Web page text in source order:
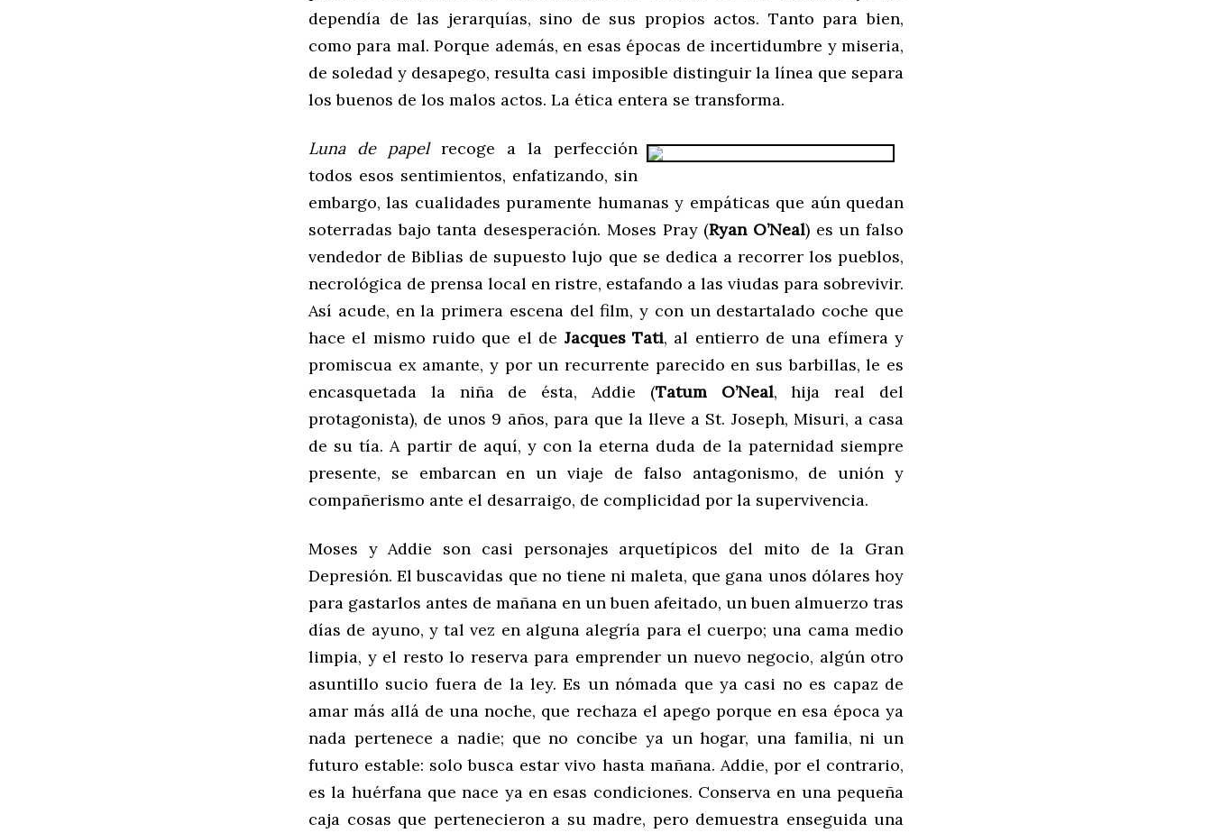
dependía de las jerarquías, sino de sus propios actos. Tanto para bien,
como para mal. Porque además, en esas épocas de incertidumbre y miseria,
de soledad y desapego, resulta casi imposible distinguir la línea que separa
los buenos de los malos actos. La ética entera se transforma.
Luna de papelrecoge a la perfección
todos esos sentimientos, enfatizando, sin
embargo, las cualidades puramente humanas y empáticas que aún quedan
soterradas bajo tanta desesperación. Moses Pray (Ryan O’Neal) es un falso
vendedor de Biblias de supuesto lujo que se dedica a recorrer los pueblos,
necrológica de prensa local en ristre, estafando a las viudas para sobrevivir.
Así acude, en la primera escena del film, y con un destartalado coche que
hace el mismo ruido que el de Jacques Tati, al entierro de una efímera y
promiscua ex amante, y por un recurrente parecido en sus barbillas, le es
encasquetada la niña de ésta, Addie (Tatum O’Neal, hija real del
protagonista), de unos 9 años, para que la lleve a St. Joseph, Misuri, a casa
de su tía. A partir de aquí, y con la eterna duda de la paternidad siempre
presente, se embarcan en un viaje de falso antagonismo, de unión y
compañerismo ante el desarraigo, de complicidad por la supervivencia.
Moses y Addie son casi personajes arquetípicos del mito de la Gran
Depresión. El buscavidas que no tiene ni maleta, que gana unos dólares hoy
para gastarlos antes de mañana en un buen afeitado, un buen almuerzo tras
días de ayuno, y tal vez en alguna alegría para el cuerpo; una cama medio
limpia, y el resto lo reserva para emprender un nuevo negocio, algún otro
asuntillo sucio fuera de la ley. Es un nómada que ya casi no es capaz de
amar más allá de una noche, que rechaza el apego porque en esa época ya
nada pertenece a nadie; que no concibe ya un hogar, una familia, ni un
futuro estable: solo busca estar vivo hasta mañana. Addie, por el contrario,
es la huérfana que nace ya en esas condiciones. Conserva en una pequeña
caja cosas que pertenecieron a su madre, pero demuestra enseguida una